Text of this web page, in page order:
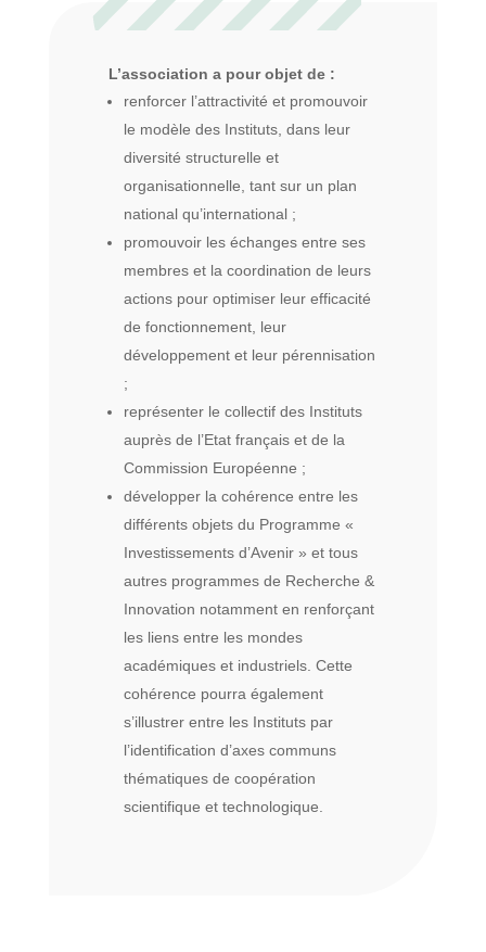
L’association a pour objet de :
renforcer l’attractivité et promouvoir
le modèle des Instituts, dans leur
diversité structurelle et
organisationnelle, tant sur un plan
national qu’international ;
promouvoir les échanges entre ses
membres et la coordination de leurs
actions pour optimiser leur efficacité
de fonctionnement, leur
développement et leur pérennisation
;
représenter le collectif des Instituts
auprès de l’Etat français et de la
Commission Européenne ;
développer la cohérence entre les
différents objets du Programme «
Investissements d’Avenir » et tous
autres programmes de Recherche &
Innovation notamment en renforçant
les liens entre les mondes
académiques et industriels. Cette
cohérence pourra également
s’illustrer entre les Instituts par
l’identification d’axes communs
thématiques de coopération
scientifique et technologique.